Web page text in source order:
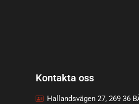
Kontakta oss
Hallandsvägen 27, 269 36